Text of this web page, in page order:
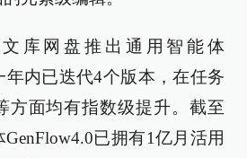
库网盘推出通用智能体
年内已迭代4个版本，在任务
方面均有指数级提升。截至
已拥有1亿月活用